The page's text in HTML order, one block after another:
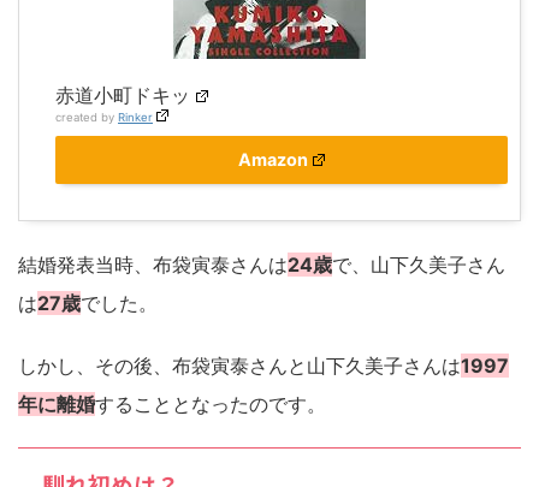
赤道小町ドキッ
created by Rinker
Amazon
結婚発表当時、布袋寅泰さんは24歳で、山下久美子さん
は27歳でした。
しかし、その後、布袋寅泰さんと山下久美子さんは1997
年に離婚することとなったのです。